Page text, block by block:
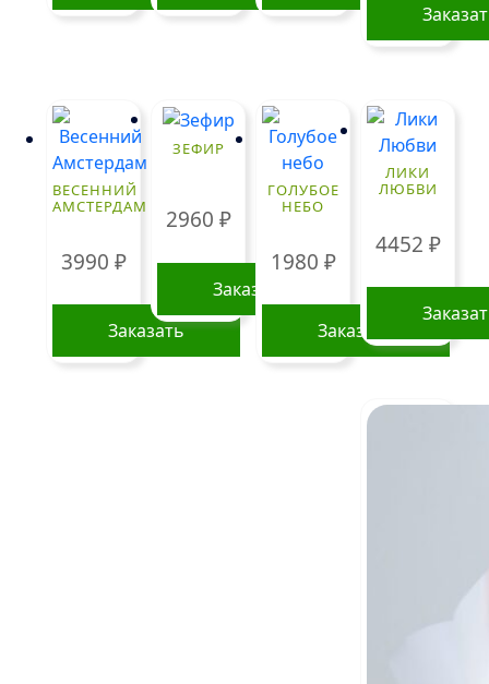
Опции
выбрать
странице
товара.
ВЕСЕННИЙ
АМСТЕРДАМ
3990 ₽
Заказать
ЗЕФИР
2960 ₽
Заказать
ГОЛУБОЕ
НЕБО
1980 ₽
Заказать
ЛИКИ
ЛЮБВИ
4452 ₽